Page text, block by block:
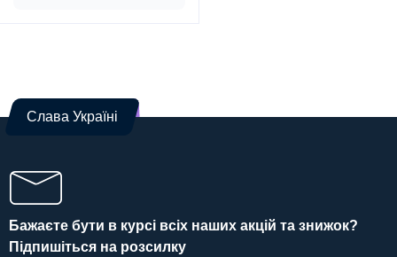
Слава Україні
Бажаєте бути в курсі всіх наших акцій та знижок?
Підпишіться на розсилку